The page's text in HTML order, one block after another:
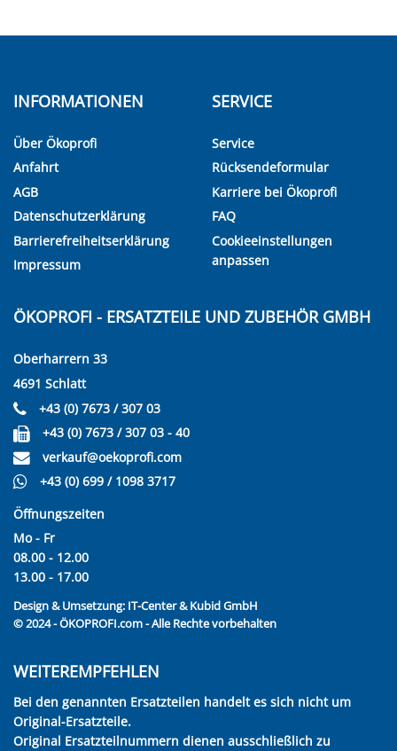
INFORMATIONEN
Über Ökoprofi
Anfahrt
AGB
Datenschutzerklärung
Barrierefreiheitserklärung
Impressum
SERVICE
Service
Rücksendeformular
Karriere bei Ökoprofi
FAQ
Cookieeinstellungen
anpassen
ÖKOPROFI - ERSATZTEILE UND ZUBEHÖR GMBH
Oberharrern 33
4691 Schlatt
+43 (0) 7673 / 307 03
+43 (0) 7673 / 307 03 - 40
verkauf@oekoprofi.com
+43 (0) 699 / 1098 3717
Öffnungszeiten
Mo - Fr
08.00 - 12.00
13.00 - 17.00
Design & Umsetzung: IT-Center & Kubid GmbH
© 2024 - ÖKOPROFI.com - Alle Rechte vorbehalten
WEITEREMPFEHLEN
Bei den genannten Ersatzteilen handelt es sich nicht um
Original-Ersatzteile.
Original Ersatzteilnummern dienen ausschließlich zu